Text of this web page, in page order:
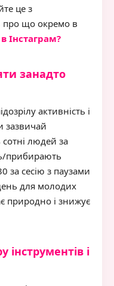
це з
про що окремо в
Інстаграм?
занадто
активність і
зазвичай
людей за
прибирають
за сесію з паузами
для молодих
природно і знижує
і